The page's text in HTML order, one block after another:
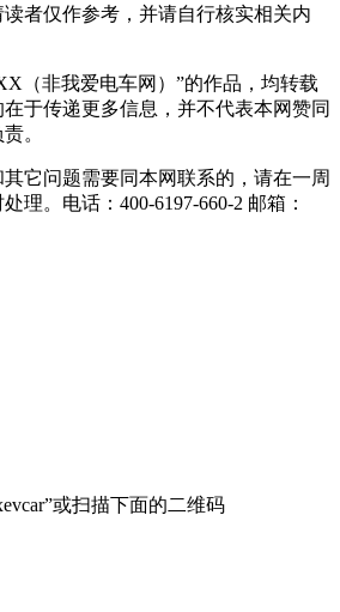
者仅作参考，并请自行核实相关内
（非我爱电车网）”的作品，均转载
于传递更多信息，并不代表本网赞同
。
它问题需要同本网联系的，请在一周
理。电话：400-6197-660-2 邮箱：
或扫描下面的二维码